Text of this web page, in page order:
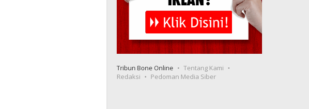
Tribun Bone Online
Tentang Kami
Redaksi
Pedoman Media Siber